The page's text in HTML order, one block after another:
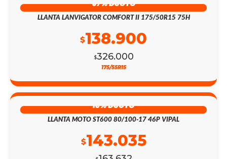
57% DSCTO
LLANTA LANVIGATOR COMFORT II 175/50R15 75H
$326.000
$138.900
175/55R15
13% DSCTO
LLANTA MOTO ST600 80/100-17 46P VIPAL
$143.035